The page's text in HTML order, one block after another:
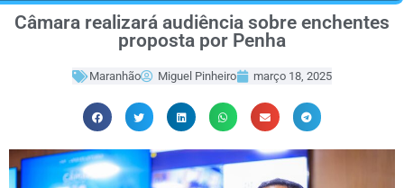
Câmara realizará audiência sobre enchentes
proposta por Penha
Maranhão Miguel Pinheiro março 18, 2025